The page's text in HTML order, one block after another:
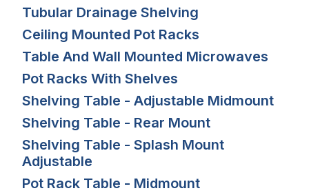
Tubular Drainage Shelving
Ceiling Mounted Pot Racks
Table And Wall Mounted Microwaves
Pot Racks With Shelves
Shelving Table - Adjustable Midmount
Shelving Table - Rear Mount
Shelving Table - Splash Mount
Adjustable
Pot Rack Table - Midmount